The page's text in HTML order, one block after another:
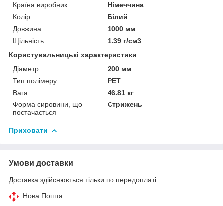
Країна виробник
Німеччина
Колір
Білий
Довжина
1000 мм
Щільність
1.39 г/см3
Користувальницькі характеристики
Діаметр
200 мм
Тип полімеру
PET
Вага
46.81 кг
Форма сировини, що
постачається
Стрижень
Приховати
Умови доставки
Доставка здійснюється тільки по передоплаті.
Нова Пошта